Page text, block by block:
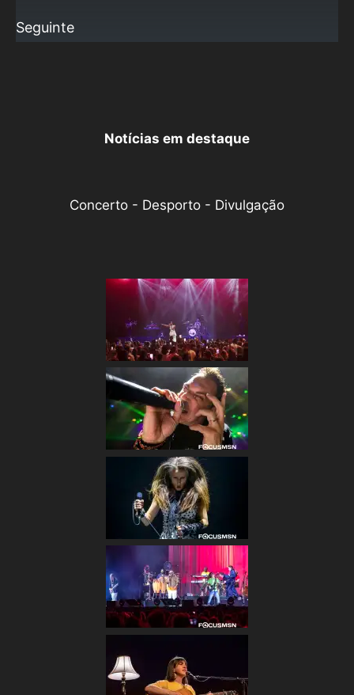
Seguinte
Notícias em destaque
Concerto - Desporto - Divulgação